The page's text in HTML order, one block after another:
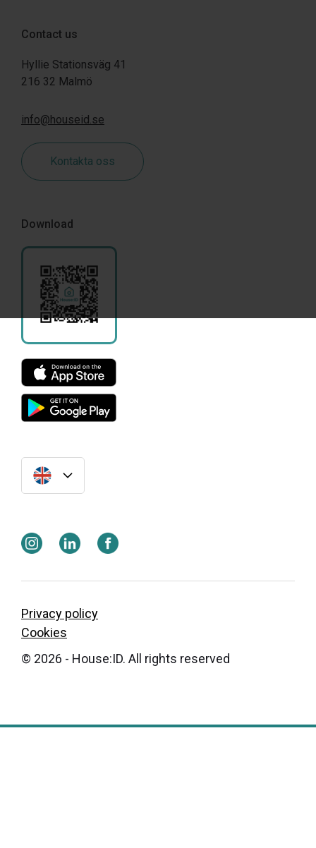
Contact us
Hyllie Stationsväg 41
216 32 Malmö
info@houseid.se
Kontakta oss
Download
Privacy policy
Cookies
© 2026 - House:ID. All rights reserved